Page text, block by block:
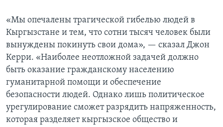
«Мы опечалены трагической гибелью людей в
Кыргызстане и тем, что сотни тысяч человек были
вынуждены покинуть свои дома», — сказал Джон
Керри. «Наиболее неотложной задачей должно
быть оказание гражданскому населению
гуманитарной помощи и обеспечение
безопасности людей. Однако лишь политическое
урегулирование сможет разрядить напряженность,
которая разделяет кыргызское общество и